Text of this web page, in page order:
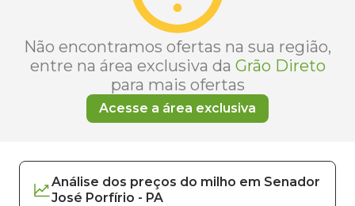
Não encontramos ofertas na sua região,
entre na área exclusiva da Grão Direto
para mais ofertas
Acesse a área exclusiva
Análise dos preços do milho em Senador
José Porfírio - PA